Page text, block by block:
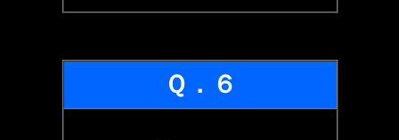
Ｑ．６